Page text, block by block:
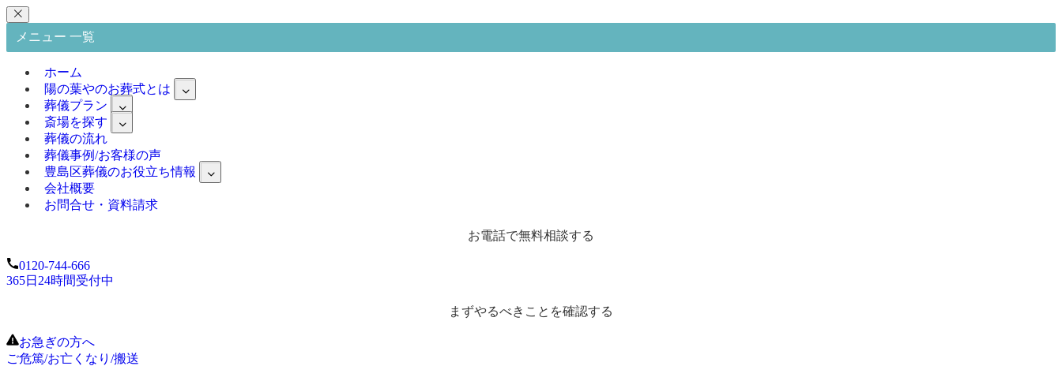
メニュー 一覧
ホーム
陽の葉やのお葬式とは
葬儀プラン
斎場を探す
葬儀の流れ
葬儀事例/お客様の声
豊島区葬儀のお役立ち情報
会社概要
お問合せ・資料請求
お電話で無料相談する
0120-744-666
365日24時間受付中
まずやるべきことを確認する
お急ぎの方へ
ご危篤/お亡くなり/搬送